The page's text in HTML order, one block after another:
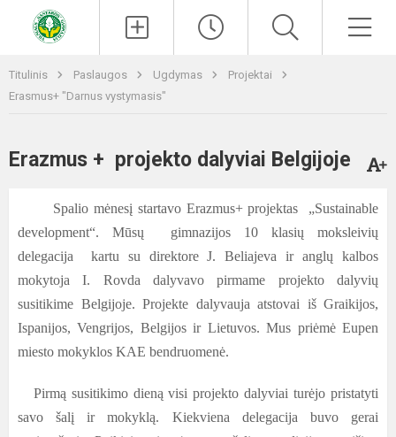
Titulinis Paslaugos Ugdymas
Projektai
Erasmus+ "Darnus vystymasis"
Erazmus + projekto dalyviai Belgijoje
Spalio mėnesį startavo Erazmus+ projektas „Sustainable
development“. Mūsų gimnazijos 10 klasių moksleivių
delegacija kartu su direktore J. Beliajeva ir anglų kalbos
mokytoja I. Rovda dalyvavo pirmame projekto dalyvių
susitikime Belgijoje. Projekte dalyvauja atstovai iš Graikijos,
Ispanijos, Vengrijos, Belgijos ir Lietuvos. Mus priėmė Eupen
miesto mokyklos KAE bendruomenė.
Pirmą susitikimo dieną visi projekto dalyviai turėjo pristatyti
savo šalį ir mokyklą. Kiekviena delegacija buvo gerai